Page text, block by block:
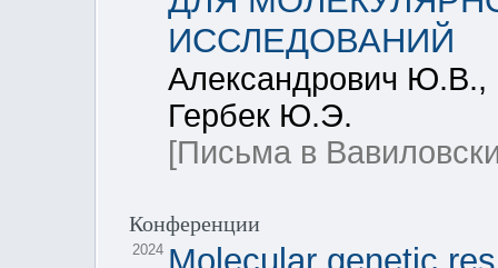
ИССЛЕДОВАНИЙ
Александрович
Гербек Ю.Э.
[Письма в
Конференции
2024